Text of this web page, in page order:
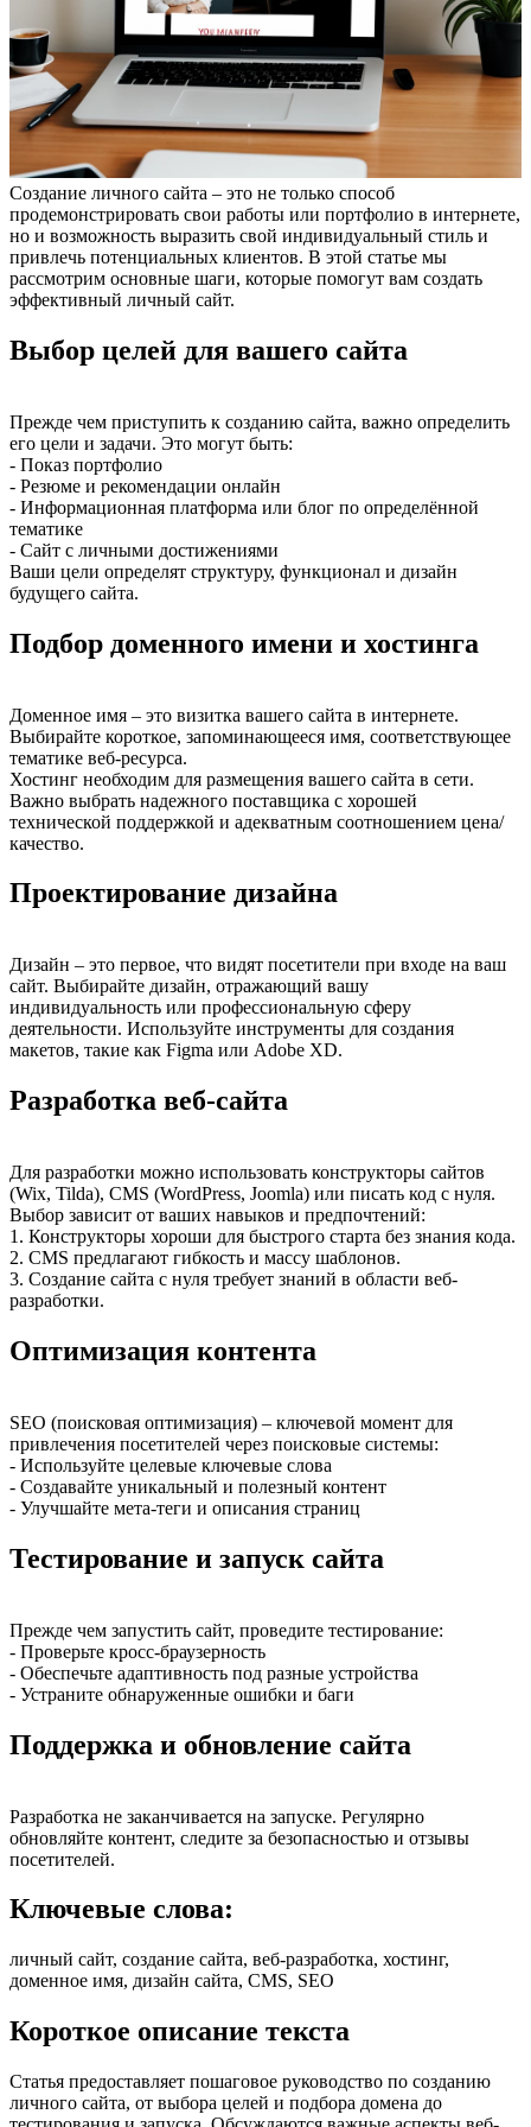
Создание личного сайта – это не только способ
продемонстрировать свои работы или портфолио в интернете,
но и возможность выразить свой индивидуальный стиль и
привлечь потенциальных клиентов. В этой статье мы
рассмотрим основные шаги, которые помогут вам создать
эффективный личный сайт.
Выбор целей для вашего сайта
Прежде чем приступить к созданию сайта, важно определить
его цели и задачи. Это могут быть:
- Показ портфолио
- Резюме и рекомендации онлайн
- Информационная платформа или блог по определённой
тематике
- Сайт с личными достижениями
Ваши цели определят структуру, функционал и дизайн
будущего сайта.
Подбор доменного имени и хостинга
Доменное имя – это визитка вашего сайта в интернете.
Выбирайте короткое, запоминающееся имя, соответствующее
тематике веб-ресурса.
Хостинг необходим для размещения вашего сайта в сети.
Важно выбрать надежного поставщика с хорошей
технической поддержкой и адекватным соотношением цена/
качество.
Проектирование дизайна
Дизайн – это первое, что видят посетители при входе на ваш
сайт. Выбирайте дизайн, отражающий вашу
индивидуальность или профессиональную сферу
деятельности. Используйте инструменты для создания
макетов, такие как Figma или Adobe XD.
Разработка веб-сайта
Для разработки можно использовать конструкторы сайтов
(Wix, Tilda), CMS (WordPress, Joomla) или писать код с нуля.
Выбор зависит от ваших навыков и предпочтений:
1. Конструкторы хороши для быстрого старта без знания кода.
2. CMS предлагают гибкость и массу шаблонов.
3. Создание сайта с нуля требует знаний в области веб-
разработки.
Оптимизация контента
SEO (поисковая оптимизация) – ключевой момент для
привлечения посетителей через поисковые системы:
- Используйте целевые ключевые слова
- Создавайте уникальный и полезный контент
- Улучшайте мета-теги и описания страниц
Тестирование и запуск сайта
Прежде чем запустить сайт, проведите тестирование:
- Проверьте кросс-браузерность
- Обеспечьте адаптивность под разные устройства
- Устраните обнаруженные ошибки и баги
Поддержка и обновление сайта
Разработка не заканчивается на запуске. Регулярно
обновляйте контент, следите за безопасностью и отзывы
посетителей.
Ключевые слова:
личный сайт, создание сайта, веб-разработка, хостинг,
доменное имя, дизайн сайта, CMS, SEO
Короткое описание текста
Статья предоставляет пошаговое руководство по созданию
личного сайта, от выбора целей и подбора домена до